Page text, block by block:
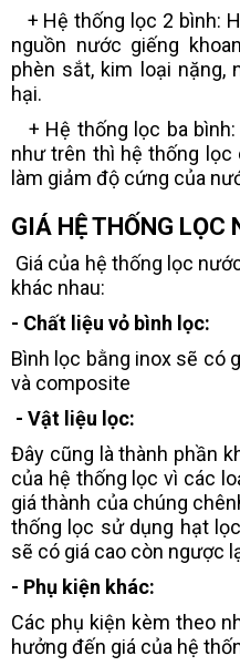
+ Hệ thống lọc 2 bình:
nguồn nước giếng
phèn sắt, kim loại nặng,
hại.
+ Hệ thống lọc ba
như trên thì hệ thống
làm giảm độ cứng của
GIÁ HỆ THỐNG LỌC
Giá của hệ thống lọc
khác nhau:
- Chất liệu vỏ bình lọc:
Bình lọc bằng inox sẽ có
và composite
- Vật liệu lọc:
Đây cũng là thành phần
của hệ thống lọc vì các
giá thành của chúng
thống lọc sử dụng hạt
sẽ có giá cao còn ngược
- Phụ kiện khác:
Các phụ kiện kèm theo
hưởng đến giá của hệ